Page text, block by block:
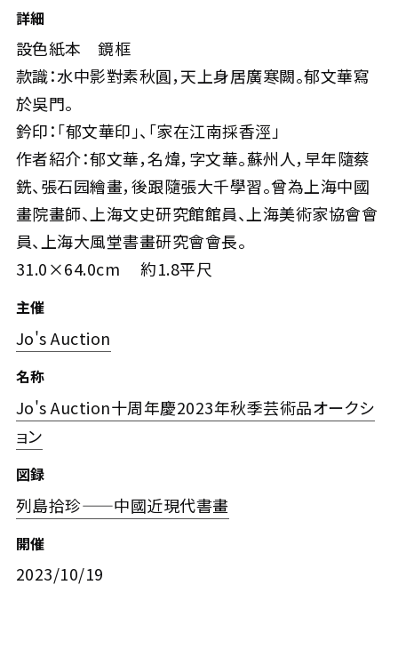
詳細
設色紙本 鏡框
款識：水中影對素秋圓，天上身居廣寒闕。郁文華寫
於吳門。
鈐印：「郁文華印」、「家在江南採香涇」
作者紹介：郁文華，名煒，字文華。蘇州人，早年隨蔡
銑、張石园繪畫，後跟隨張大千學習。曾為上海中國
畫院畫師、上海文史研究館館員、上海美術家協會會
員、上海大風堂書畫研究會會長。
31.0×64.0cm 約1.8平尺
主催
Jo's Auction
名称
Jo's Auction十周年慶2023年秋季芸術品オークシ
ョン
図録
列島拾珍——中國近現代書畫
開催
2023/10/19